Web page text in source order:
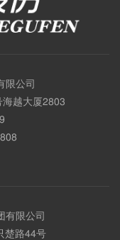
限公司
越大厦2803
有限公司
楚路44号